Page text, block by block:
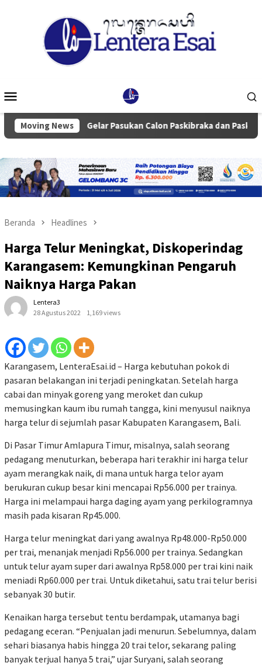
Mobile
Moving News
Gelar Pasukan Calon Paskibraka dan Paskibra Se-
Beranda Headlines
Harga Telur Meningkat, Diskoperindag
Karangasem: Kemungkinan Pengaruh
Naiknya Harga Pakan
Lentera3
28 Agustus 2022
1,169 views
Karangasem, LenteraEsai.id – Harga kebutuhan pokok di
pasaran belakangan ini terjadi peningkatan. Setelah harga
cabai dan minyak goreng yang meroket dan cukup
memusingkan kaum ibu rumah tangga, kini menyusul naiknya
harga telur di sejumlah pasar Kabupaten Karangasem, Bali.
Di Pasar Timur Amlapura Timur, misalnya, salah seorang
pedagang menuturkan, beberapa hari terakhir ini harga telur
ayam merangkak naik, di mana untuk harga telor ayam
berukuran cukup besar kini mencapai Rp56.000 per trainya.
Harga ini melampaui harga daging ayam yang perkilogramnya
masih pada kisaran Rp45.000.
Harga telur meningkat dari yang awalnya Rp48.000-Rp50.000
per trai, menanjak menjadi Rp56.000 per trainya. Sedangkan
untuk telur ayam super dari awalnya Rp58.000 per trai kini naik
meniadi Rp60.000 per trai. Untuk diketahui, satu trai telur berisi
sebanyak 30 butir.
Kenaikan harga tersebut tentu berdampak, utamanya bagi
pedagang eceran. “Penjualan jadi menurun. Sebelumnya, dalam
sehari biasanya habis hingga 20 trai telor, sekarang paling
banyak terjual hanya 5 trai,” ujar Suryani, salah seorang